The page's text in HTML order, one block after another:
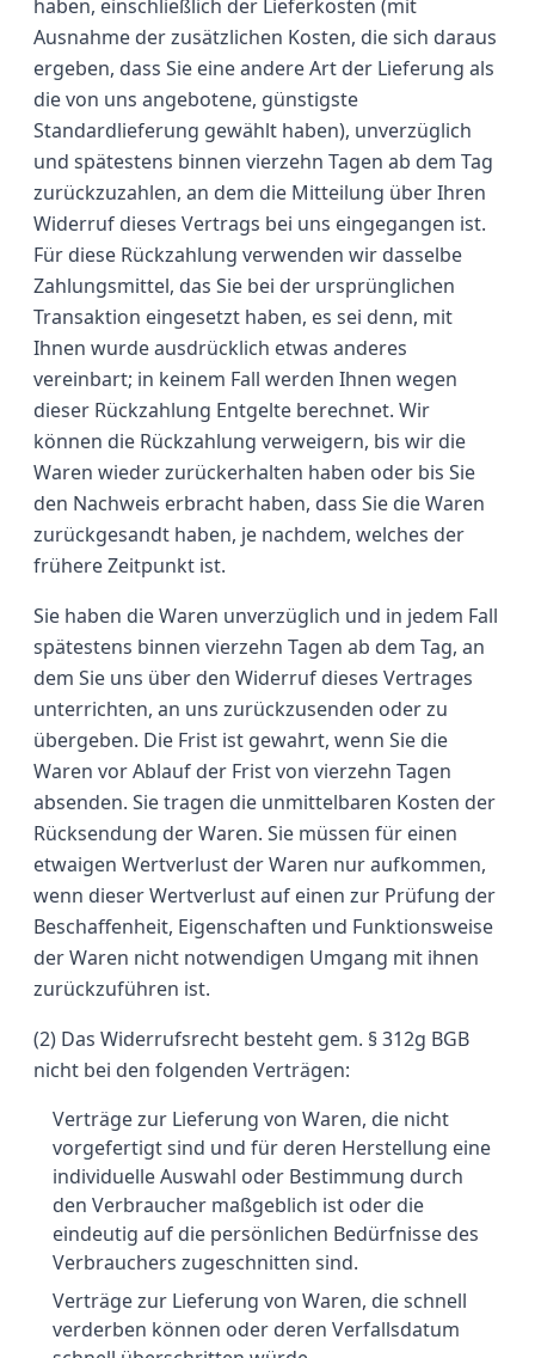
haben, einschließlich der Lieferkosten (mit
Ausnahme der zusätzlichen Kosten, die sich daraus
ergeben, dass Sie eine andere Art der Lieferung als
die von uns angebotene, günstigste
Standardlieferung gewählt haben), unverzüglich
und spätestens binnen vierzehn Tagen ab dem Tag
zurückzuzahlen, an dem die Mitteilung über Ihren
Widerruf dieses Vertrags bei uns eingegangen ist.
Für diese Rückzahlung verwenden wir dasselbe
Zahlungsmittel, das Sie bei der ursprünglichen
Transaktion eingesetzt haben, es sei denn, mit
Ihnen wurde ausdrücklich etwas anderes
vereinbart; in keinem Fall werden Ihnen wegen
dieser Rückzahlung Entgelte berechnet. Wir
können die Rückzahlung verweigern, bis wir die
Waren wieder zurückerhalten haben oder bis Sie
den Nachweis erbracht haben, dass Sie die Waren
zurückgesandt haben, je nachdem, welches der
frühere Zeitpunkt ist.
Sie haben die Waren unverzüglich und in jedem Fall
spätestens binnen vierzehn Tagen ab dem Tag, an
dem Sie uns über den Widerruf dieses Vertrages
unterrichten, an uns zurückzusenden oder zu
übergeben. Die Frist ist gewahrt, wenn Sie die
Waren vor Ablauf der Frist von vierzehn Tagen
absenden. Sie tragen die unmittelbaren Kosten der
Rücksendung der Waren. Sie müssen für einen
etwaigen Wertverlust der Waren nur aufkommen,
wenn dieser Wertverlust auf einen zur Prüfung der
Beschaffenheit, Eigenschaften und Funktionsweise
der Waren nicht notwendigen Umgang mit ihnen
zurückzuführen ist.
(2) Das Widerrufsrecht besteht gem. § 312g BGB
nicht bei den folgenden Verträgen:
Verträge zur Lieferung von Waren, die nicht
vorgefertigt sind und für deren Herstellung eine
individuelle Auswahl oder Bestimmung durch
den Verbraucher maßgeblich ist oder die
eindeutig auf die persönlichen Bedürfnisse des
Verbrauchers zugeschnitten sind.
Verträge zur Lieferung von Waren, die schnell
verderben können oder deren Verfallsdatum